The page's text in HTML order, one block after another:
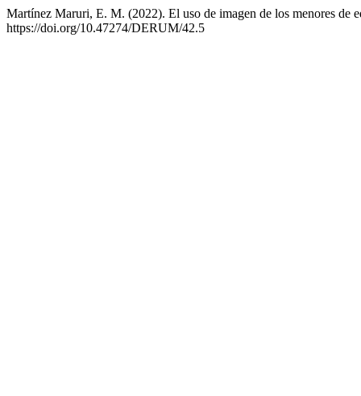
Martínez Maruri, E. M. (2022). El uso de imagen de los menores de
https://doi.org/10.47274/DERUM/42.5